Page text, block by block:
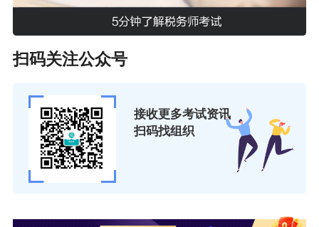
扫码关注公众号
接收更多考试资讯
扫码找组织